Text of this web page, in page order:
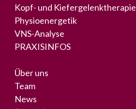
Kopf- und Kiefergelenktherapie
Physioenergetik
VNS-Analyse
PRAXISINFOS
Über uns
Team
News